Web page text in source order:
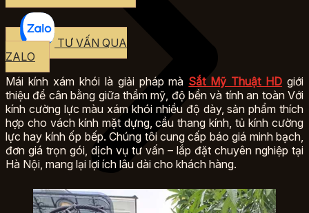
TƯ VẤN QUA
ZALO
Mái kính xám khói là giải pháp mà Sắt Mỹ Thuật HD giới
thiệu để cân bằng giữa thẩm mỹ, độ bền và tính an toàn Với
kính cường lực màu xám khói nhiều độ dày, sản phẩm thích
hợp cho vách kính mặt dựng, cầu thang kính, tủ kính cường
lực hay kính ốp bếp. Chúng tôi cung cấp báo giá minh bạch,
đơn giá trọn gói, dịch vụ tư vấn – lắp đặt chuyên nghiệp tại
Hà Nội, mang lại lợi ích lâu dài cho khách hàng.